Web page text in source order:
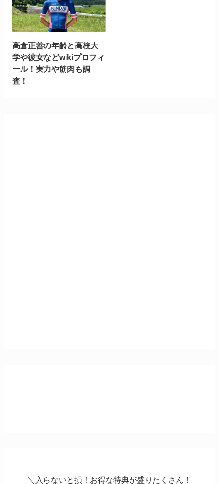
高倉正善の年齢と高校大
学や彼女などwikiプロフィ
ール！実力や筋肉も調
査！
＼入らないと損！お得な特典が盛りたくさん！